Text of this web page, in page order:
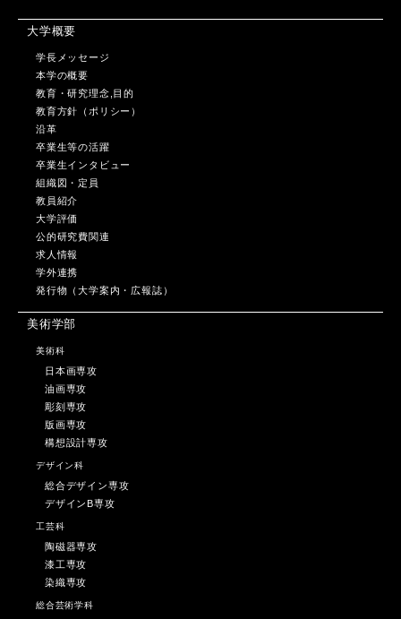
大学概要
学長メッセージ
本学の概要
教育・研究理念,目的
教育方針（ポリシー）
沿革
卒業生等の活躍
卒業生インタビュー
組織図・定員
教員紹介
大学評価
公的研究費関連
求人情報
学外連携
発行物（大学案内・広報誌）
美術学部
美術科
日本画専攻
油画専攻
彫刻専攻
版画専攻
構想設計専攻
デザイン科
総合デザイン専攻
デザインB専攻
工芸科
陶磁器専攻
漆工専攻
染織専攻
総合芸術学科